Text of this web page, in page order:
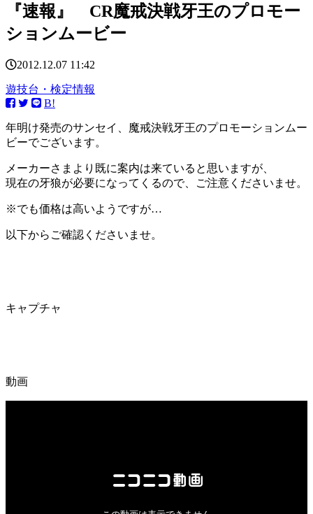
『速報』 CR魔戒決戦牙王のプロモー
ションムービー
2012.12.07 11:42
遊技台・検定情報
B!
年明け発売のサンセイ、魔戒決戦牙王のプロモーションムー
ビーでございます。
メーカーさまより既に案内は来ていると思いますが、
現在の牙狼が必要になってくるので、ご注意くださいませ。
※でも価格は高いようですが…
以下からご確認くださいませ。
キャプチャ
動画